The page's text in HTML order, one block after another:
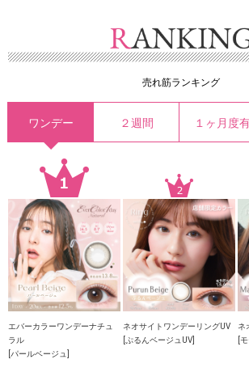
売れ筋ランキング
ワンデー ２週間 １ヶ月度
エバーカラーワンデーナチュ
ラル
[パールベージュ]
ネオサイトワンデーリングUV
[ぷるんベージュUV]
ネ
[